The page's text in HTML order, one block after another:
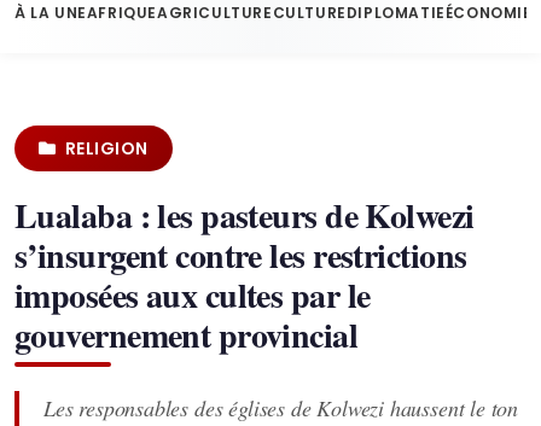
À LA UNEAFRIQUEAGRICULTURECULTUREDIPLOMATIEÉCONOMIE
RELIGION
Lualaba : les pasteurs de Kolwezi
s’insurgent contre les restrictions
imposées aux cultes par le
gouvernement provincial
Les responsables des églises de Kolwezi haussent le ton